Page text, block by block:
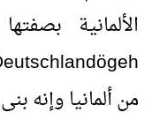
الألمانية
geh
ö
من ألمانيا وإنه